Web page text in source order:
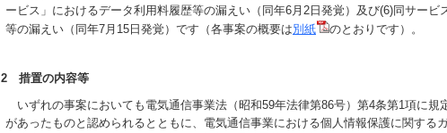
ービス」におけるデータ利用料履歴等の漏えい（同年6月2日発覚）及び(6)同サービ
等の漏えい（同年7月15日発覚）です（各事案の概要は別紙 のとおりです）。
2 措置の内容等
いずれの事案においても電気通信事業法（昭和59年法律第86号）第4条第1項に規
があったものと認められるとともに、電気通信事業における個人情報保護に関する